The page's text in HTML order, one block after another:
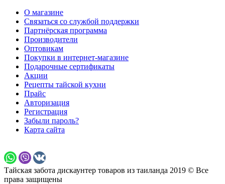
О магазине
Связаться со службой поддержки
Партнёрская программа
Производители
Оптовикам
Покупки в интернет-магазине
Подарочные сертификаты
Акции
Рецепты тайской кухни
Прайс
Авторизация
Регистрация
Забыли пароль?
Карта сайта
Тайская забота дискаунтер товаров из таиланда 2019 © Все
права защищены